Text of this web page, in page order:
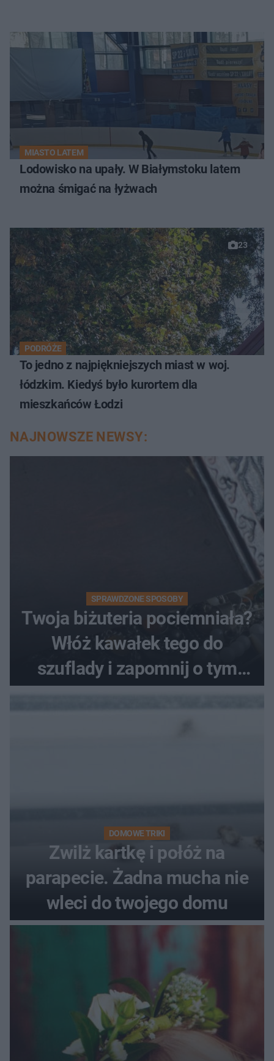
MIASTO LATEM
Lodowisko na upały. W Białymstoku latem
można śmigać na łyżwach
23
PODRÓŻE
To jedno z najpiękniejszych miast w woj.
łódzkim. Kiedyś było kurortem dla
mieszkańców Łodzi
NAJNOWSZE NEWSY:
SPRAWDZONE SPOSOBY
Twoja biżuteria pociemniała?
Włóż kawałek tego do
szuflady i zapomnij o tym
problemie. Sposób na
DOMOWE TRIKI
Zwilż kartkę i połóż na
parapecie. Żadna mucha nie
wleci do twojego domu